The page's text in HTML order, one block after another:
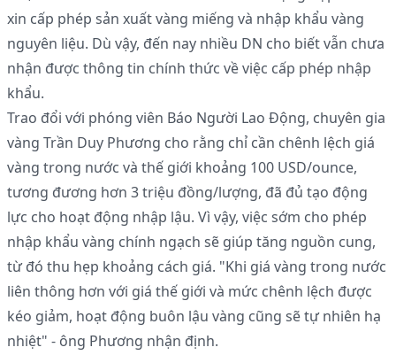
xin cấp phép sản xuất vàng miếng và nhập khẩu vàng
nguyên liệu. Dù vậy, đến nay nhiều DN cho biết vẫn chưa
nhận được thông tin chính thức về việc cấp phép nhập
khẩu.
Trao đổi với phóng viên Báo Người Lao Động, chuyên gia
vàng Trần Duy Phương cho rằng chỉ cần chênh lệch giá
vàng trong nước và thế giới khoảng 100 USD/ounce,
tương đương hơn 3 triệu đồng/lượng, đã đủ tạo động
lực cho hoạt động nhập lậu. Vì vậy, việc sớm cho phép
nhập khẩu vàng chính ngạch sẽ giúp tăng nguồn cung,
từ đó thu hẹp khoảng cách giá. "Khi giá vàng trong nước
liên thông hơn với giá thế giới và mức chênh lệch được
kéo giảm, hoạt động buôn lậu vàng cũng sẽ tự nhiên hạ
nhiệt" - ông Phương nhận định.